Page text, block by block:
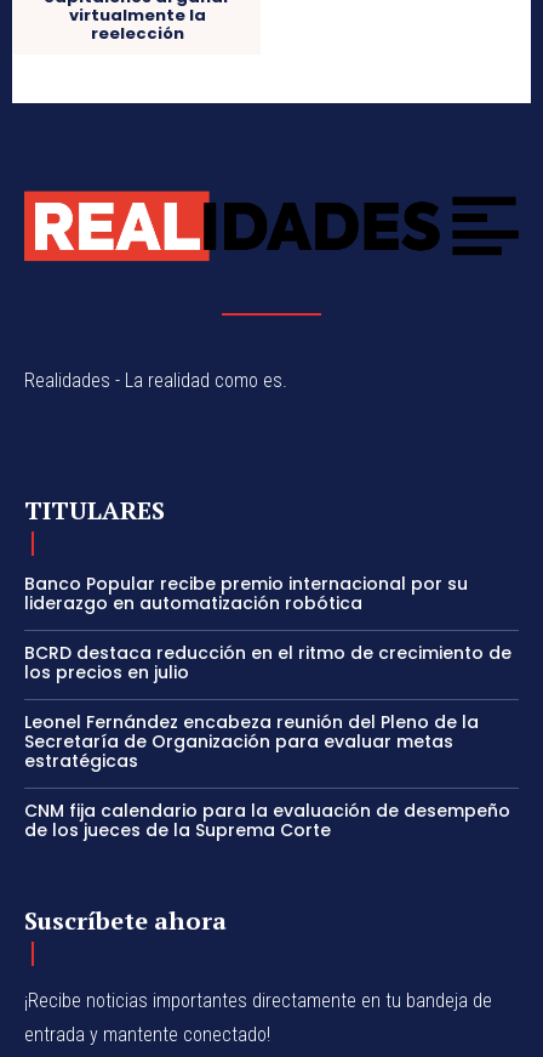
virtualmente la
reelección
Realidades - La realidad como es.
TITULARES
Banco Popular recibe premio internacional por su
liderazgo en automatización robótica
BCRD destaca reducción en el ritmo de crecimiento de
los precios en julio
Leonel Fernández encabeza reunión del Pleno de la
Secretaría de Organización para evaluar metas
estratégicas
CNM fija calendario para la evaluación de desempeño
de los jueces de la Suprema Corte
Suscríbete ahora
¡Recibe noticias importantes directamente en tu bandeja de
entrada y mantente conectado!